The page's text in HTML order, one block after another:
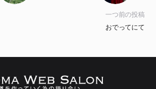
一つ前の投稿
おでってにて